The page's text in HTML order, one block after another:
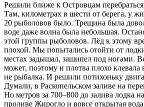
Решили ближе к Островцам
Там, километрах в шести от берега, у
20 рыболовов было. Трещина была
воде даже волна была небольшая.
этой группы рыболовов. Лёд к этому
плохой. Мы попытались отойти от
местах задышал, зашипел под ногами.
может, поэтому и плотва плохо клевала
не рыбалка. И решили потихоньку
Думали, в Раскопельском заливе на
Но метров за 700–800 до залива лодка
проливе Жирогло и вовсе открытая